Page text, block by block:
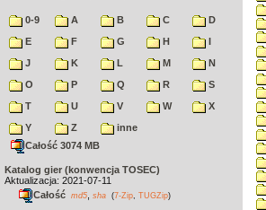
0-9 A B C
D
E
F G H
I
J
K L M
N
O
P Q R
S
T
U V W
X
Y
Z
inne
Całość 3074 MB
Katalog gier (konwencja TOSEC)
Aktualizacja: 2021-07-11
Całość md5 sha (7-Zip TUGZip)